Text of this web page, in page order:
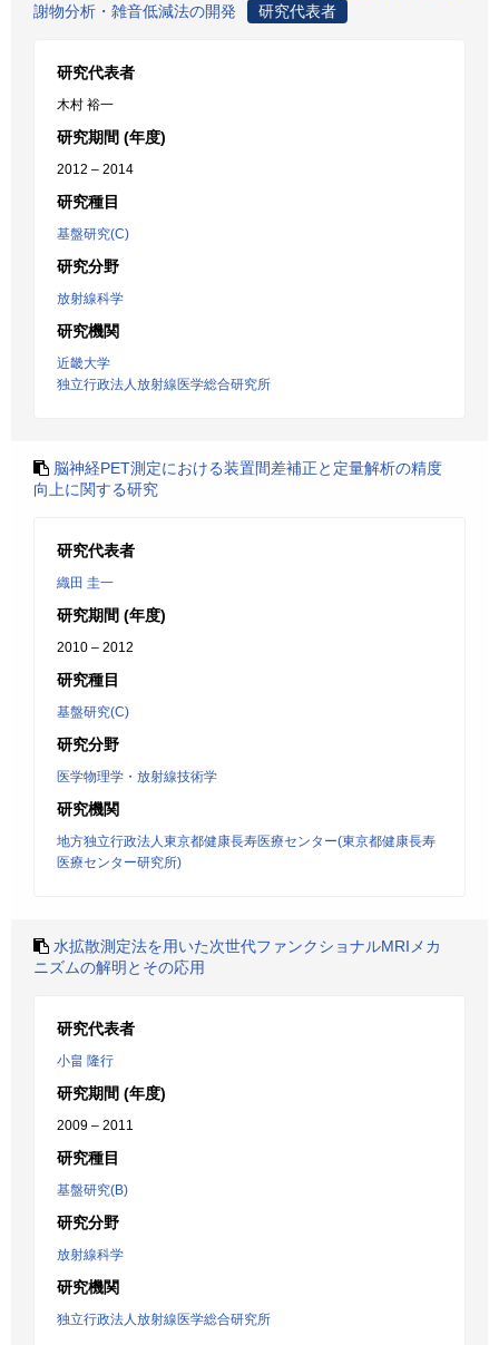
謝物分析・雑音低減法の開発
研究代表者
研究代表者
木村 裕一
研究期間 (年度)
2012 – 2014
研究種目
基盤研究(C)
研究分野
放射線科学
研究機関
近畿大学
独立行政法人放射線医学総合研究所
脳神経PET測定における装置間差補正と定量解析の精度
向上に関する研究
研究代表者
織田 圭一
研究期間 (年度)
2010 – 2012
研究種目
基盤研究(C)
研究分野
医学物理学・放射線技術学
研究機関
地方独立行政法人東京都健康長寿医療センター(東京都健康長寿
医療センター研究所)
水拡散測定法を用いた次世代ファンクショナルMRIメカ
ニズムの解明とその応用
研究代表者
小畠 隆行
研究期間 (年度)
2009 – 2011
研究種目
基盤研究(B)
研究分野
放射線科学
研究機関
独立行政法人放射線医学総合研究所